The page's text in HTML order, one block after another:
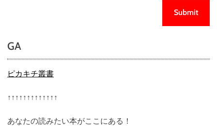
GA
ピカキチ叢書
↑↑↑↑↑↑↑↑↑↑↑↑↑
あなたの読みたい本がここにある！